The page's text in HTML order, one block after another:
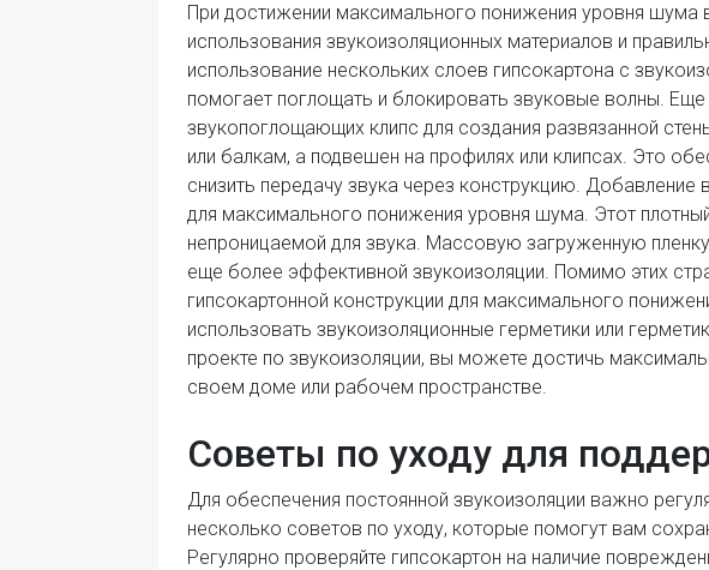
При достижении максимального понижения уровня
использования звукоизоляционных материалов и
использование нескольких слоев гипсокартона с
помогает поглощать и блокировать звуковые волны. Еще
звукопоглощающих клипс для создания развязанной
или балкам, а подвешен на профилях или клипсах. Это
снизить передачу звука через конструкцию.
для максимального понижения уровня шума. Этот
непроницаемой для звука. Массовую загруженную
еще более эффективной звукоизоляции. Помимо этих
гипсокартонной конструкции для максимального
использовать звукоизоляционные герметики или
проекте по звукоизоляции, вы можете достичь
своем доме или рабочем пространстве.
Советы по уходу для
Для обеспечения постоянной звукоизоляции важно
несколько советов по уходу, которые помогут вам
Регулярно проверяйте гипсокартон на наличие